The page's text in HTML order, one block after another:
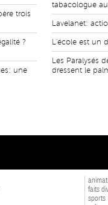
trois
?
une
tabacologue
Lavelanet:
L'école est un
Les Paralysés
dressent le
faits
sports